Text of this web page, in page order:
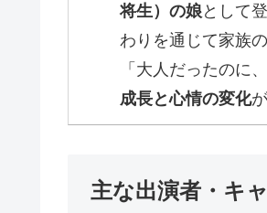
将生）の娘として
わりを通じて家族
「大人だったのに
成長と心情の変化
主な出演者・キ